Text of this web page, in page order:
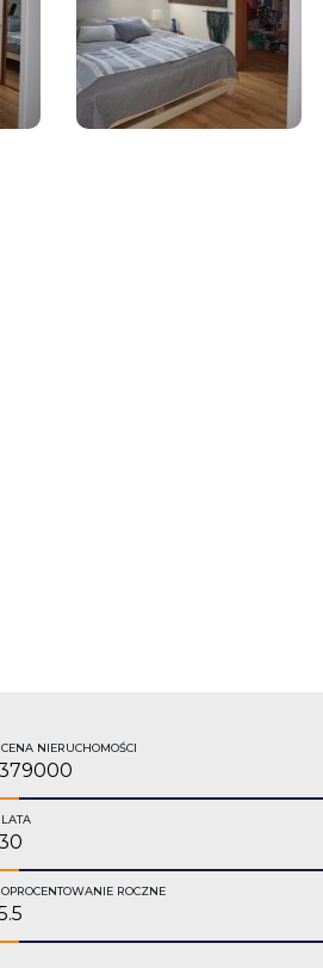
CENA NIERUCHOMOŚCI
LATA
OPROCENTOWANIE ROCZNE